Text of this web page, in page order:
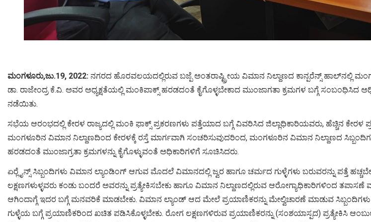
ಮಂಗಳೂರು,ಜು.19, 2022: ನಗರದ ಹೊರವಲಯದಲ್ಲಿರುವ ಬಜ್ಪೆ ಅಂತರಾಷ್ಟ್ರೀಯ ವಿಮಾನ ನಿಲ್ದಾಣದ ಕಾನ್ಪರೆನ್ಸ್ ಹಾಲ್‍ನಲ್ಲಿ
ಡಾ. ರಾಜೇಂದ್ರ ಕೆ.ವಿ. ಅವರ ಅಧ್ಯಕ್ಷತೆಯಲ್ಲಿ ಮಂಕಿಪಾಕ್ಸ್ ಹರಡದಂತೆ ಕೈಗೊಳ್ಳಬೇಕಾದ ಮುಂಜಾಗತಾ ಕ್ರಮಗಳ ಬಗ್ಗೆ ಸಂಬಂಧಿಸಿದ
ನಡೆಯಿತು.
ಸಭೆಯ ಆರಂಭದಲ್ಲಿ ಕೇರಳ ರಾಜ್ಯದಲ್ಲಿ ಮಂಕಿ ಫಾಕ್ಸ್ ಪ್ರಕರಣಗಳು ಪತ್ತೆಯಾದ ಬಗ್ಗೆ ವಿವರಿಸಿದ ಜಿಲ್ಲಾಧಿಕಾರಿಯವರು, ಹೆಚ್ಚಿನ ಕೇರಳ
ಮಂಗಳೂರಿನ ವಿಮಾನ ನಿಲ್ದಾಣದಿಂದ ಕೇರಳಕ್ಕೆ ರಸ್ತೆ ಮಾರ್ಗವಾಗಿ ಸಂಚರಿಸುವುದರಿಂದ, ಮಂಗಳೂರಿನ ವಿಮಾನ ನಿಲ್ದಾಣದ
ಹರಡದಂತೆ ಮುಂಜಾಗ್ರತಾ ಕ್ರಮಗಳನ್ನು ಕೈಗೊಳ್ಳುವಂತೆ ಅಧಿಕಾರಿಗಳಿಗೆ ಸೂಚಿಸಿದರು.
ಏರ್‍ಲೈನ್ಸ್ ಸಿಬ್ಬಂದಿಗಳು ವಿಮಾನ ಲ್ಯಾಂಡಿಂಗ್ ಆಗುವ ಮೊದಲೆ ವಿಮಾನದಲ್ಲಿ ಜ್ವರ ಹಾಗೂ ಚರ್ಮದ ಗುಳ್ಳೆಗಳು ಬರುವರನ್ನು ಪತ್ತೆ
ಲಕ್ಷಣಗಳುಳ್ಳವರು ಕಂಡು ಬಂದರೆ ಅವರನ್ನು ಪ್ರತ್ಯೇಕಿಸಬೇಕು ಹಾಗೂ ವಿಮಾನ ನಿಲ್ದಾಣದಲ್ಲಿರುವ ಆರೋಗ್ಯಾಧಿಕಾರಿಗಳಿಂದ ತಪಾಸಣೆ
ಆಗಿಂದಾಗ್ಗೆ ಇದರ ಬಗ್ಗೆ ಮನವರಿಕೆ ಮಾಡಬೇಕು. ವಿಮಾನ ಲ್ಯಾಂಡ್ ಆದ ಮೇಲೆ ಪ್ರಯಾಣಿಕರನ್ನು ಮೇಲ್ವಿಚಾರಣೆ ಮಾಡುವ
ಗುಳ್ಳೆಯ ಬಗ್ಗೆ ಪ್ರಯಾಣಿಕರಿಂದ ಖಚಿತ ಪಡಿಸಿಕೊಳ್ಳಬೇಕು. ರೋಗ ಲಕ್ಷಣಗಳಿರುವ ಪ್ರಯಾಣಿಕರನ್ನು (ಸಂಶಯಾಸ್ಪದ) ಪ್ರತ್ಯೇಕಿಸಿ